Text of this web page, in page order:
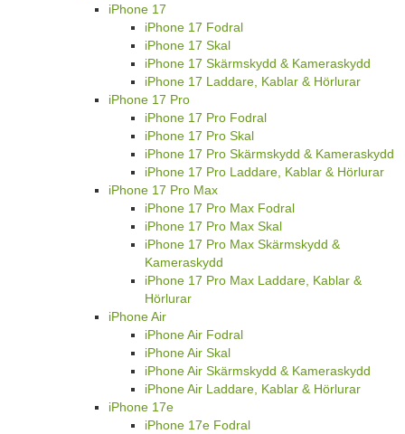
iPhone 17
iPhone 17 Fodral
iPhone 17 Skal
iPhone 17 Skärmskydd & Kameraskydd
iPhone 17 Laddare, Kablar & Hörlurar
iPhone 17 Pro
iPhone 17 Pro Fodral
iPhone 17 Pro Skal
iPhone 17 Pro Skärmskydd & Kameraskydd
iPhone 17 Pro Laddare, Kablar & Hörlurar
iPhone 17 Pro Max
iPhone 17 Pro Max Fodral
iPhone 17 Pro Max Skal
iPhone 17 Pro Max Skärmskydd &
Kameraskydd
iPhone 17 Pro Max Laddare, Kablar &
Hörlurar
iPhone Air
iPhone Air Fodral
iPhone Air Skal
iPhone Air Skärmskydd & Kameraskydd
iPhone Air Laddare, Kablar & Hörlurar
iPhone 17e
iPhone 17e Fodral